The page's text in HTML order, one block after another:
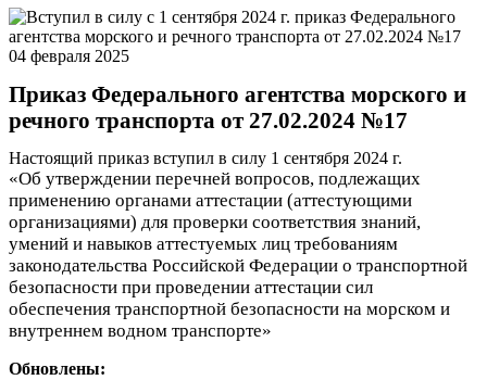
04 февраля 2025
Приказ Федерального агентства морского и
речного транспорта от 27.02.2024 №17
Настоящий приказ вступил в силу 1 сентября 2024 г.
«Об утверждении перечней вопросов, подлежащих
применению органами аттестации (аттестующими
организациями) для проверки соответствия знаний,
умений и навыков аттестуемых лиц требованиям
законодательства Российской Федерации о транспортной
безопасности при проведении аттестации сил
обеспечения транспортной безопасности на морском и
внутреннем водном транспорте»
Обновлены: